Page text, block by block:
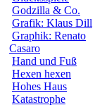
Godzilla & Co.
Grafik: Klaus Dill
Graphik: Renato
Casaro
Hand und Fuß
Hexen hexen
Hohes Haus
Katastrophe